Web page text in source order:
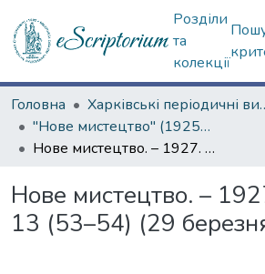
Розділи
та
колекції
Головна
"Нове мистецтво" (1925–1928 рр.)
Нове мистецтво. – 1927. – № 12–13 (53–54) (29 березня)
Нове мистецтво. –
13 (53–54) (29